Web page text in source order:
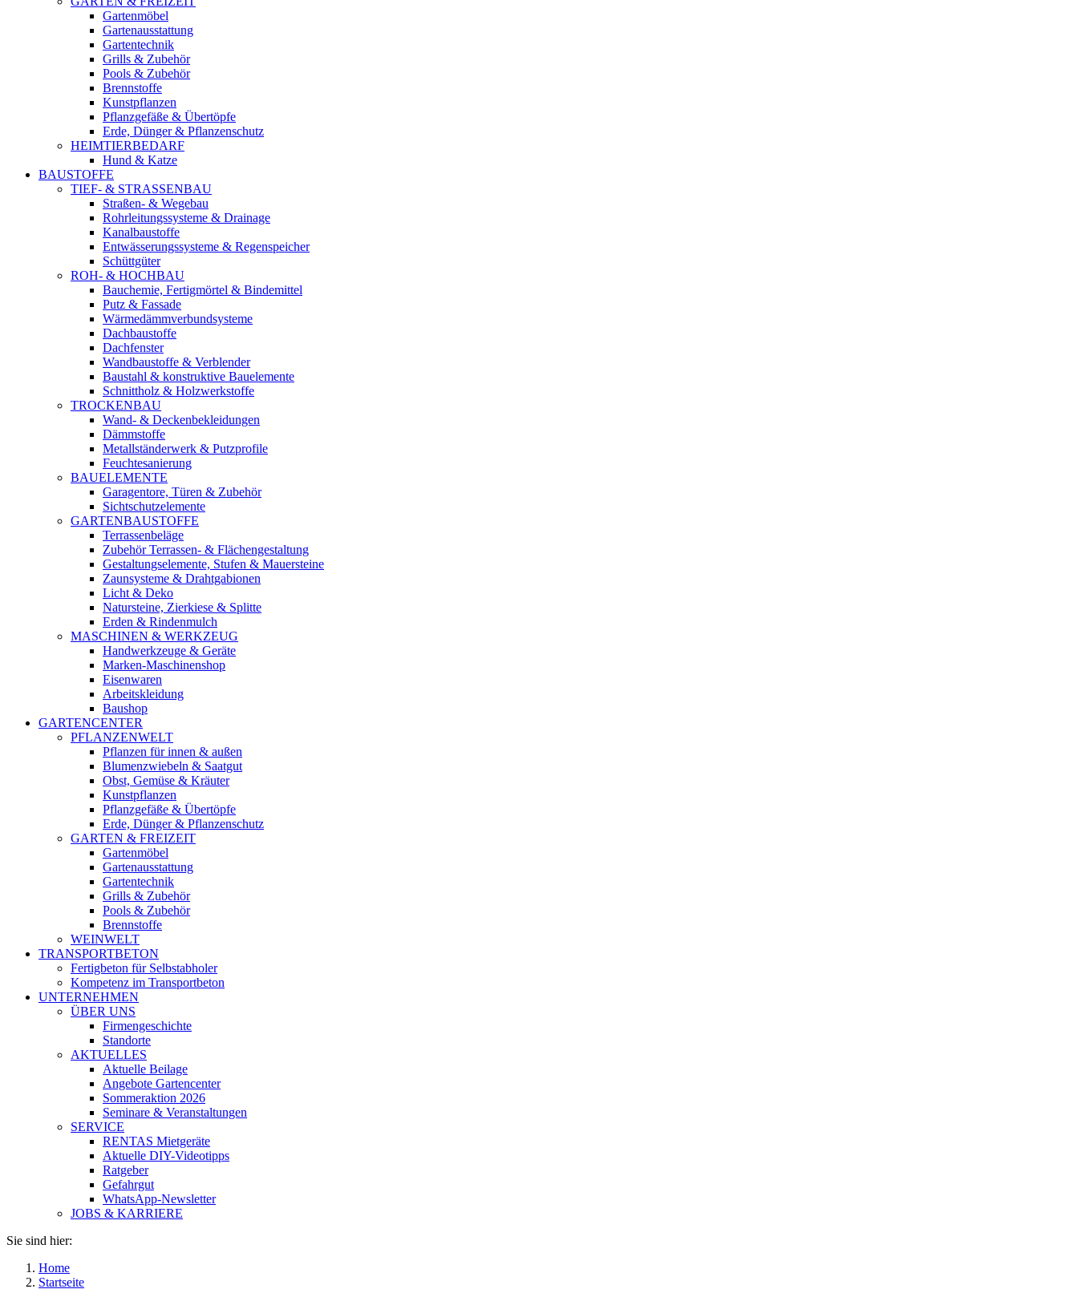
Gartenmöbel
Gartenausstattung
Gartentechnik
Grills & Zubehör
Pools & Zubehör
Brennstoffe
Kunstpflanzen
Pflanzgefäße & Übertöpfe
Erde, Dünger & Pflanzenschutz
HEIMTIERBEDARF
Hund & Katze
BAUSTOFFE
TIEF- & STRASSENBAU
Straßen- & Wegebau
Rohrleitungssysteme & Drainage
Kanalbaustoffe
Entwässerungssysteme & Regenspeicher
Schüttgüter
ROH- & HOCHBAU
Bauchemie, Fertigmörtel & Bindemittel
Putz & Fassade
Wärmedämmverbundsysteme
Dachbaustoffe
Dachfenster
Wandbaustoffe & Verblender
Baustahl & konstruktive Bauelemente
Schnittholz & Holzwerkstoffe
TROCKENBAU
Wand- & Deckenbekleidungen
Dämmstoffe
Metallständerwerk & Putzprofile
Feuchtesanierung
BAUELEMENTE
Garagentore, Türen & Zubehör
Sichtschutzelemente
GARTENBAUSTOFFE
Terrassenbeläge
Zubehör Terrassen- & Flächengestaltung
Gestaltungselemente, Stufen & Mauersteine
Zaunsysteme & Drahtgabionen
Licht & Deko
Natursteine, Zierkiese & Splitte
Erden & Rindenmulch
MASCHINEN & WERKZEUG
Handwerkzeuge & Geräte
Marken-Maschinenshop
Eisenwaren
Arbeitskleidung
Baushop
GARTENCENTER
PFLANZENWELT
Pflanzen für innen & außen
Blumenzwiebeln & Saatgut
Obst, Gemüse & Kräuter
Kunstpflanzen
Pflanzgefäße & Übertöpfe
Erde, Dünger & Pflanzenschutz
GARTEN & FREIZEIT
Gartenmöbel
Gartenausstattung
Gartentechnik
Grills & Zubehör
Pools & Zubehör
Brennstoffe
WEINWELT
TRANSPORTBETON
Fertigbeton für Selbstabholer
Kompetenz im Transportbeton
UNTERNEHMEN
ÜBER UNS
Firmengeschichte
Standorte
AKTUELLES
Aktuelle Beilage
Angebote Gartencenter
Sommeraktion 2026
Seminare & Veranstaltungen
SERVICE
RENTAS Mietgeräte
Aktuelle DIY-Videotipps
Ratgeber
Gefahrgut
WhatsApp-Newsletter
JOBS & KARRIERE
Sie sind hier:
Home
Startseite